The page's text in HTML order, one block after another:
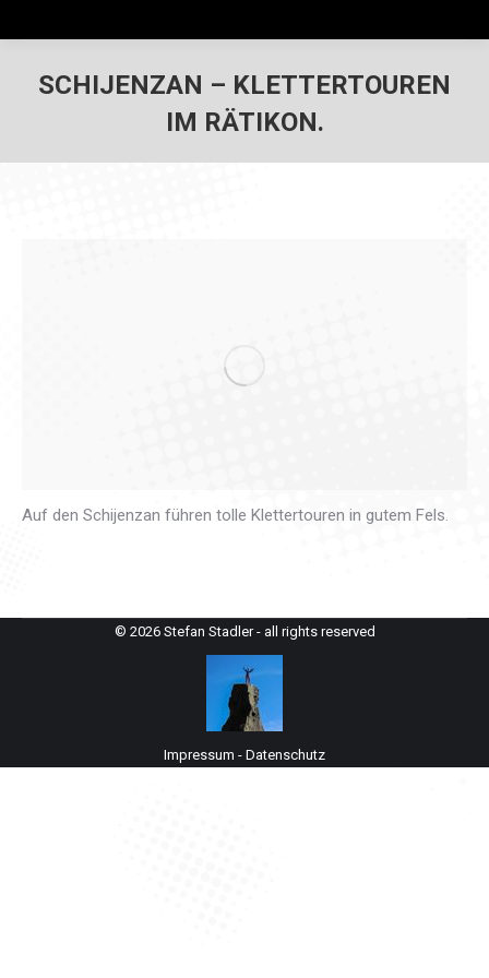
SCHIJENZAN – KLETTERTOUREN
IM RÄTIKON.
Auf den Schijenzan führen tolle Klettertouren in gutem Fels.
© 2026 Stefan Stadler - all rights reserved
Impressum - Datenschutz